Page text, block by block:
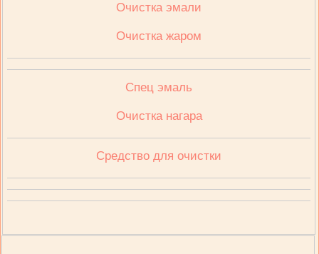
Очистка эмали
Очистка жаром
Спец эмаль
Очистка нагара
Средство для очистки